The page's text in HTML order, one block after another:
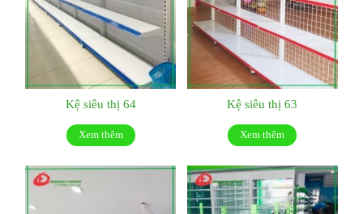
Kệ siêu thị 64
Xem thêm
Kệ siêu thị 63
Xem thêm